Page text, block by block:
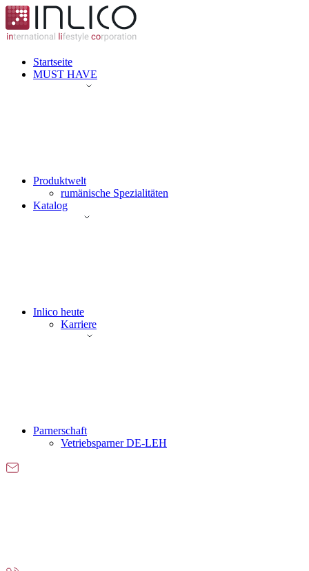
Startseite
MUST HAVE
Produktwelt
rumänische Spezialitäten
Katalog
Inlico heute
Karriere
Parnerschaft
Vetriebsparner DE-LEH